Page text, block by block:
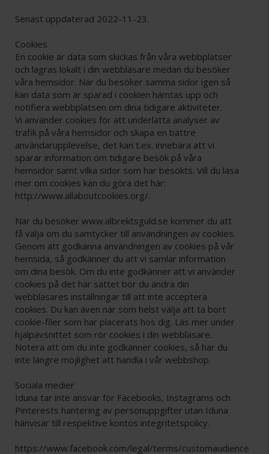
Senast uppdaterad 2022-11-23.
Cookies
En cookie är data som skickas från våra webbplatser
och lagras lokalt i din webbläsare medan du besöker
våra hemsidor. När du besöker samma sidor igen så
kan data som är sparad i cookien hämtas upp och
notifiera webbplatsen om dina tidigare aktiviteter.
Vi använder cookies för att underlätta analyser av
trafik på våra hemsidor och skapa en bättre
användarupplevelse, det kan t.ex. innebära att vi
sparar information om tidigare besök på våra
hemsidor samt vilka sidor som har besökts. Vill du läsa
mer om cookies kan du göra det här:
http://www.allaboutcookies.org/.
När du besöker www.albrektsguld.se kommer du att
få välja om du samtycker till användningen av cookies.
Genom att godkänna användningen av cookies på vår
hemsida, så godkänner du att vi samlar information
om dina besök. Om du inte godkänner att vi använder
cookies på det här sättet bör du ändra din
webbläsares inställningar till att inte acceptera
cookies. Du kan även när som helst välja att ta bort
cookie-filer som har placerats hos dig. Läs mer under
hjälpavsnittet som rör cookies i din webbläsare.
Notera att om du inte godkänner cookies, så har du
inte längre möjlighet att handla i vår webbshop.
Sociala medier
Iduna tar inte ansvar för Facebooks, Instagrams och
Pinterests hantering av personuppgifter utan Iduna
hänvisar till respektive kontos integritetspolicy.
https://www.facebook.com/legal/terms/customaudience